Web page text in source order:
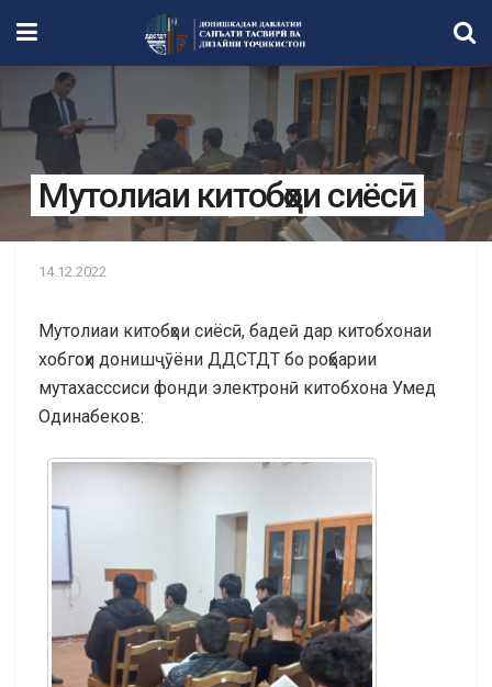
Мутолиаи китобҳои сиёсӣ
14.12.2022
Мутолиаи китобҳои сиёсӣ, бадеӣ дар китобхонаи
хобгоҳи донишҷӯёни ДДСТДТ бо роҳбарии
мутахасссиси фонди электронӣ китобхона Умед
Одинабеков: